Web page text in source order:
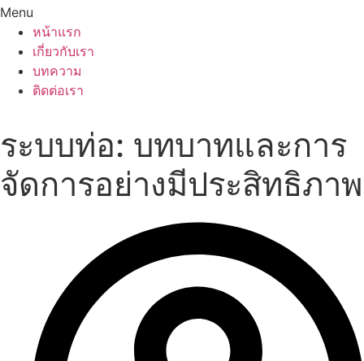
Menu
หน้าแรก
เกี่ยวกับเรา
บทความ
ติดต่อเรา
ระบบท่อ: บทบาทและการ
จัดการอย่างมีประสิทธิภาพ